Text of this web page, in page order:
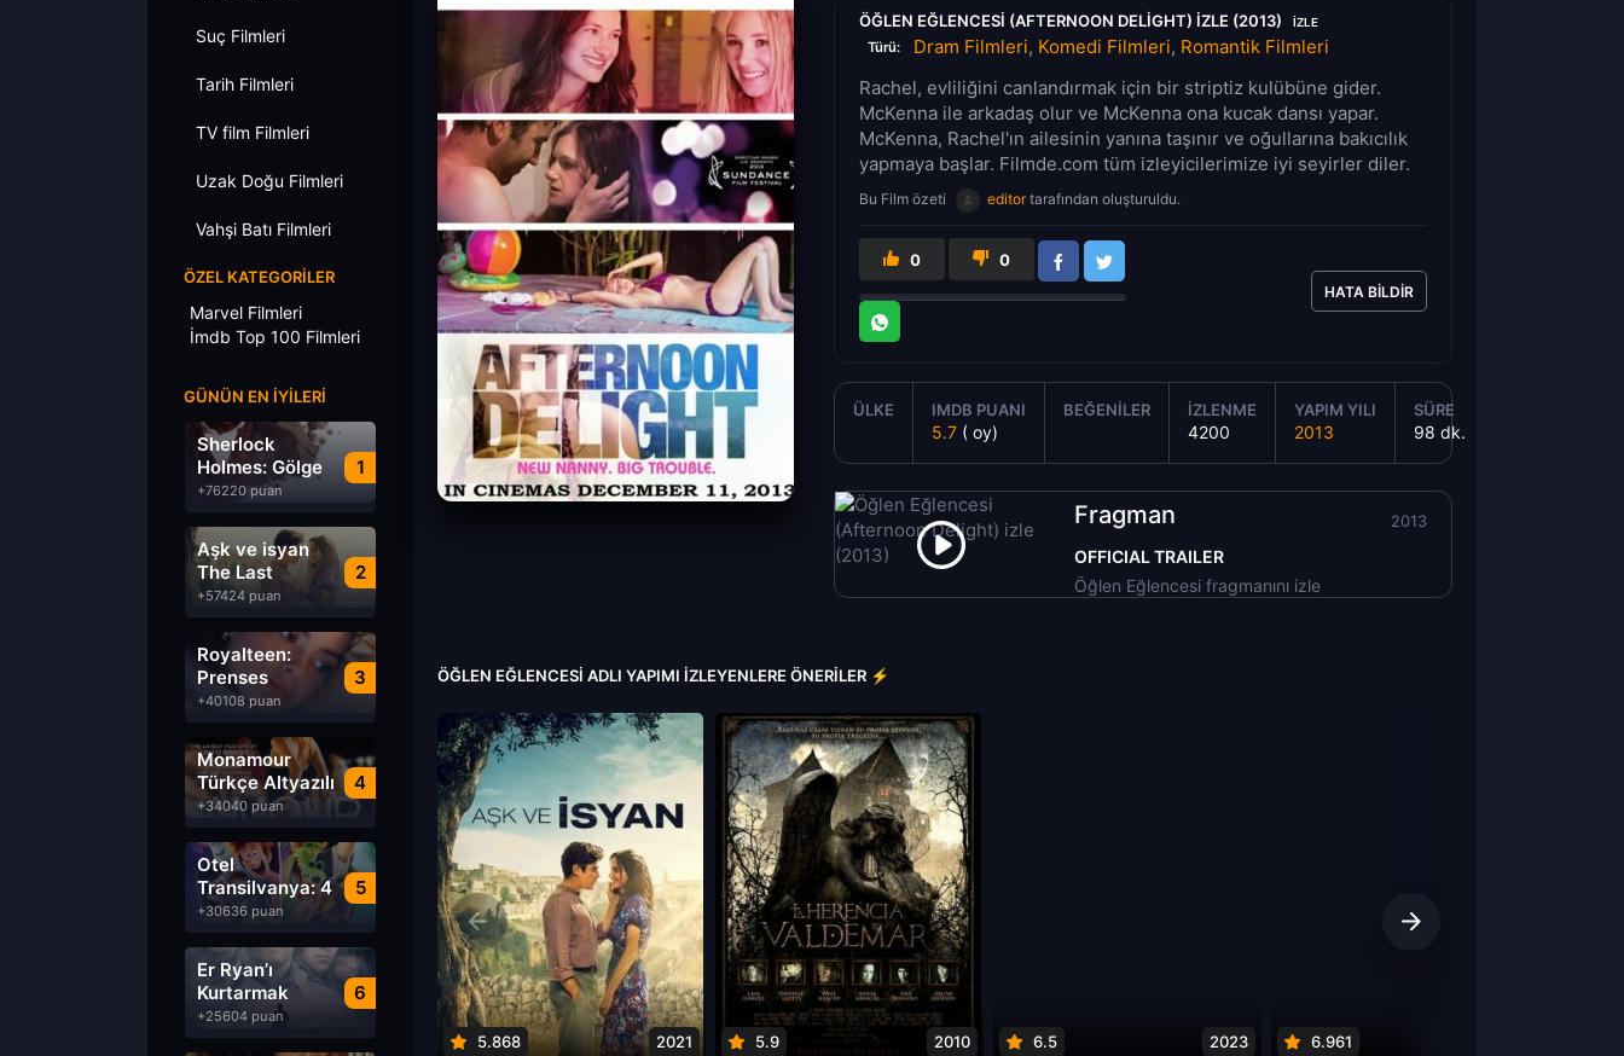
Suç Filmleri
Tarih Filmleri
TV film Filmleri
Uzak Doğu Filmleri
Vahşi Batı Filmleri
ÖZEL KATEGORILER
Marvel Filmleri
İmdb Top 100 Filmleri
GÜNÜN EN İYILERI
1
Sherlock
Holmes: Gölge
Oyunları
+76220 puan
2
Aşk ve isyan
The Last
Parasido izle
+57424 puan
3
Royalteen:
Prenses
Margrethe izle
+40108 puan
4
Monamour
Türkçe Altyazılı
izle
+34040 puan
5
Otel
Transilvanya: 4
Transformanya
izle
+30636 puan
6
Er Ryan’ı
Kurtarmak
Saving Private
Ryan Türkçe
+25604 puan
ÖĞLEN EĞLENCESI (AFTERNOON DELIGHT) IZLE (2013) IZLE
Türü: Dram Filmleri, Komedi Filmleri, Romantik Filmleri
Rachel, evliliğini canlandırmak için bir striptiz kulübüne gider.
McKenna ile arkadaş olur ve McKenna ona kucak dansı yapar.
McKenna, Rachel'ın ailesinin yanına taşınır ve oğullarına bakıcılık
yapmaya başlar. Filmde.com tüm izleyicilerimize iyi seyirler diler.
Bu Film özeti editortarafından oluşturuldu.
0 0
HATA BILDIR
ÜLKE IMDB PUANI
5.7 ( oy)
BEĞENILER İZLENME
4200
YAPIM YILI
2013
SÜRE
98 dk.
Fragman
OFFICIAL TRAILER
Öğlen Eğlencesi fragmanını izle
2013
ÖĞLEN EĞLENCESI ADLI YAPIMI İZLEYENLERE ÖNERILER ⚡
5.868 2021 5.9 2010 6.5 2023 6.961